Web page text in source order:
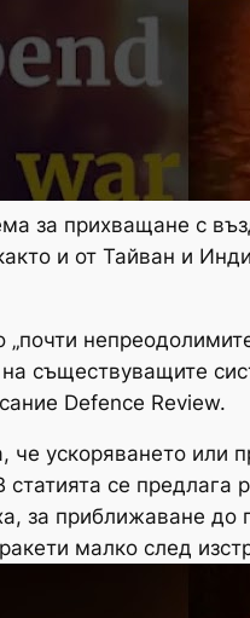
за прихващане с
и от Тайван и
„почти
съществуващите
Defence Review.
че ускоряването
се
за приближаване
малко след